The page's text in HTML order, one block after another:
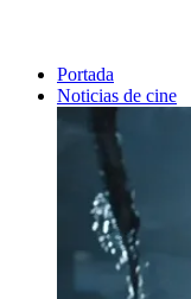
Portada
Noticias de cine